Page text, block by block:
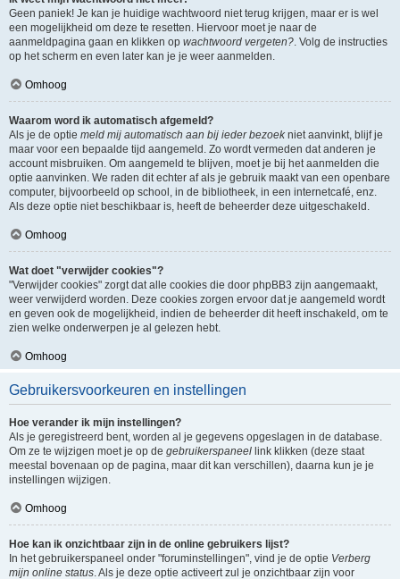
Geen paniek! Je kan je huidige wachtwoord niet terug krijgen, maar er is wel
een mogelijkheid om deze te resetten. Hiervoor moet je naar de
aanmeldpagina gaan en klikken op wachtwoord vergeten?. Volg de instructies
op het scherm en even later kan je je weer aanmelden.
Omhoog
Waarom word ik automatisch afgemeld?
Als je de optie meld mij automatisch aan bij ieder bezoekniet aanvinkt, blijf je
maar voor een bepaalde tijd aangemeld. Zo wordt vermeden dat anderen je
account misbruiken. Om aangemeld te blijven, moet je bij het aanmelden die
optie aanvinken. We raden dit echter af als je gebruik maakt van een openbare
computer, bijvoorbeeld op school, in de bibliotheek, in een internetcafé, enz.
Als deze optie niet beschikbaar is, heeft de beheerder deze uitgeschakeld.
Omhoog
Wat doet "verwijder cookies"?
"Verwijder cookies" zorgt dat alle cookies die door phpBB3 zijn aangemaakt,
weer verwijderd worden. Deze cookies zorgen ervoor dat je aangemeld wordt
en geven ook de mogelijkheid, indien de beheerder dit heeft inschakeld, om te
zien welke onderwerpen je al gelezen hebt.
Omhoog
Gebruikersvoorkeuren en instellingen
Hoe verander ik mijn instellingen?
Als je geregistreerd bent, worden al je gegevens opgeslagen in de database.
Om ze te wijzigen moet je op de gebruikerspaneel link klikken (deze staat
meestal bovenaan op de pagina, maar dit kan verschillen), daarna kun je je
instellingen wijzigen.
Omhoog
Hoe kan ik onzichtbaar zijn in de online gebruikers lijst?
In het gebruikerspaneel onder "foruminstellingen", vind je de optie Verberg
mijn online status. Als je deze optie activeert zul je onzichtbaar zijn voor